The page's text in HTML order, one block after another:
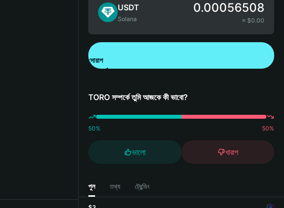
USDT
Solana
0.00056508
≈ $0.00
সোয়াপ
TORO সম্পর্কে তুমি আজকে কী ভাবো?
50% 50%
ভালো খারাপ
পুল তথ্য ট্রেন্ডিং